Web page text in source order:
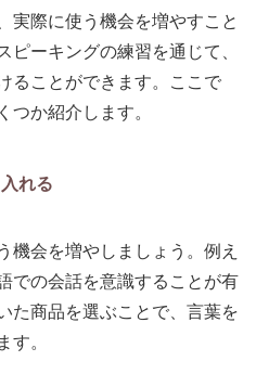
実際に使う機会を増やすこと
ピーキングの練習を通じて、
ることができます。ここで
つか紹介します。
れる
機会を増やしましょう。例え
での会話を意識することが有
た商品を選ぶことで、言葉を
す。